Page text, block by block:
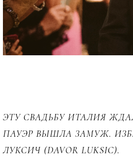
ЭТУ СВАДЬБУ ИТАЛИЯ
ПАУЭР ВЫШЛА ЗАМУЖ.
ЛУКСИЧ (DAVOR LUKSIC).